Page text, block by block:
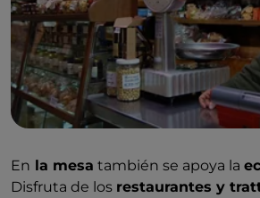
En la mesa también se apoya la
Disfruta de los restaurantes y